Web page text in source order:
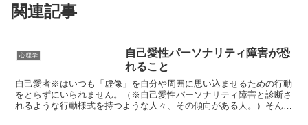
関連記事
心理学
自己愛性パーソナリティ障害が恐
れること
自己愛者※はいつも「虚像」を自分や周囲に思い込ませるための行動
をとらずにいられません。（※自己愛性パーソナリティ障害と診断さ
れるような行動様式を持つような人々、その傾向がある人。）そんな